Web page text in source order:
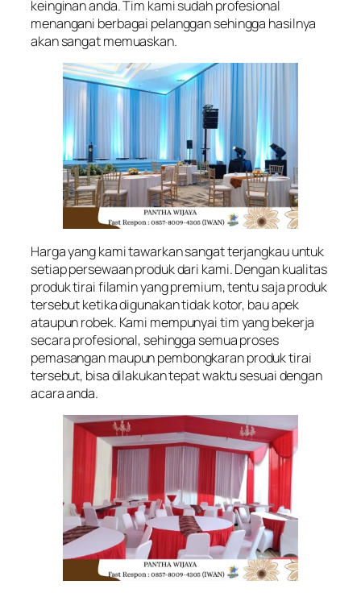
keinginan anda. Tim kami sudah profesional
menangani berbagai pelanggan sehingga hasilnya
akan sangat memuaskan.
Harga yang kami tawarkan sangat terjangkau untuk
setiap persewaan produk dari kami. Dengan kualitas
produk tirai filamin yang premium, tentu saja produk
tersebut ketika digunakan tidak kotor, bau apek
ataupun robek. Kami mempunyai tim yang bekerja
secara profesional, sehingga semua proses
pemasangan maupun pembongkaran produk tirai
tersebut, bisa dilakukan tepat waktu sesuai dengan
acara anda.